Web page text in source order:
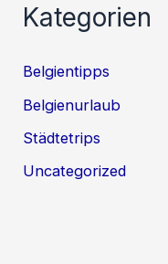
Kategorien
Belgientipps
Belgienurlaub
Städtetrips
Uncategorized